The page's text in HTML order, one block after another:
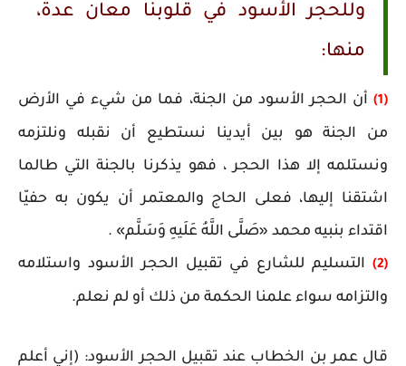
وللحجر الأسود في قلوبنا معان عدة،
منها:
(1) أن الحجر الأسود من الجنة، فما من شيء في الأرض
من الجنة هو بين أيدينا نستطيع أن نقبله ونلتزمه
ونستلمه إلا هذا الحجر ، فهو يذكرنا بالجنة التي طالما
اشتقنا إليها، فعلى الحاج والمعتمر أن يكون به حفيّا
اقتداء بنبيه محمد «صَلَّى اللَّهُ عَلَيهِ وَسَلَّم» .
(2) التسليم للشارع في تقبيل الحجر الأسود واستلامه
والتزامه سواء علمنا الحكمة من ذلك أو لم نعلم.
قال عمر بن الخطاب عند تقبيل الحجر الأسود: (إني أعلم